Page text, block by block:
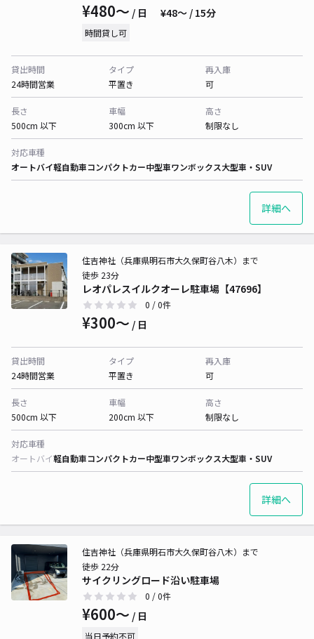
¥480〜 / 日 ¥48〜 / 15分
時間貸し可
貸出時間
24時間営業
タイプ
平置き
再入庫
可
長さ
500cm 以下
車幅
300cm 以下
高さ
制限なし
対応車種
オートバイ軽自動車コンパクトカー中型車ワンボックス大型車・SUV
詳細へ
レオパレスイルクオーレ駐車場【47696】
住吉神社（兵庫県明石市大久保町谷八木）まで
徒歩 23分
0 / 0件
¥300〜 / 日
貸出時間
24時間営業
タイプ
平置き
再入庫
可
長さ
500cm 以下
車幅
200cm 以下
高さ
制限なし
対応車種
オートバイ軽自動車コンパクトカー中型車ワンボックス大型車・SUV
詳細へ
サイクリングロード沿い駐車場
住吉神社（兵庫県明石市大久保町谷八木）まで
徒歩 22分
0 / 0件
¥600〜 / 日
当日予約不可